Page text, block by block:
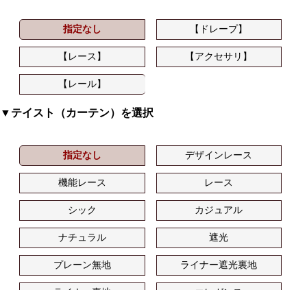
指定なし 【ドレープ】
【レース】 【アクセサリ】
【レール】
▼テイスト（カーテン）を選択
指定なし デザインレース
機能レース レース
シック カジュアル
ナチュラル 遮光
プレーン無地 ライナー遮光裏地